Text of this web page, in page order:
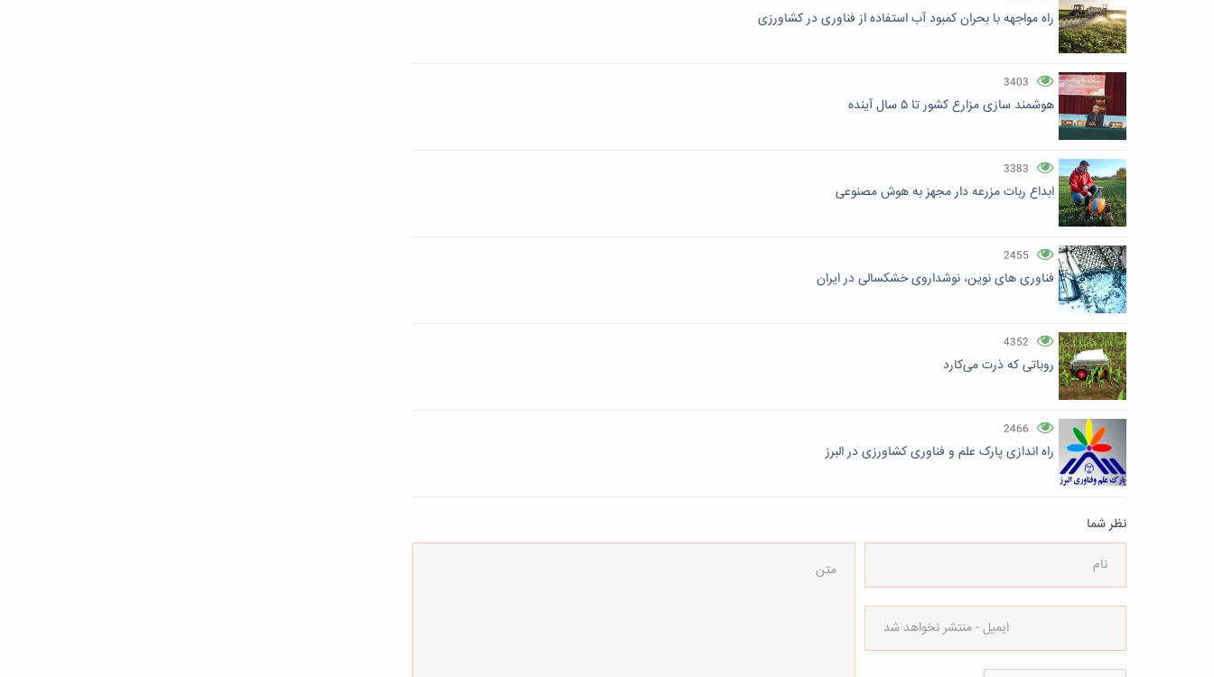
راه مواجهه با بحران کمبود آب استفاده از فناوری در کشاورزی
3403
هوشمند سازی مزارع کشور تا ۵ سال آینده
3383
ابداع ربات مزرعه دار مجهز به هوش مصنوعی
2455
فناوری‌ های نوین، نوشداروی خشکسالی در ایران
4352
روباتی که ذرت می‌کارد
2466
راه اندازی پارک علم و فناوری کشاورزی در البرز
نظر شما